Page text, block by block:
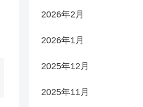
2026年2月
2026年1月
2025年12月
2025年11月